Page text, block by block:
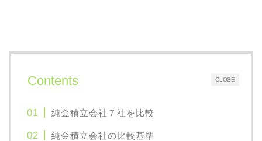
CLOSE
Contents
純金積立会社７社を比較
純金積立会社の比較基準